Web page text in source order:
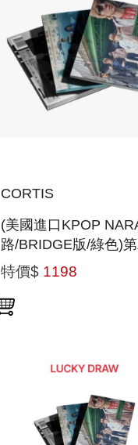
CORTIS
(美國進口KPOP
路/BRIDGE版/綠色)
迷你專輯
「GREENGREEN」
特價$ 1198